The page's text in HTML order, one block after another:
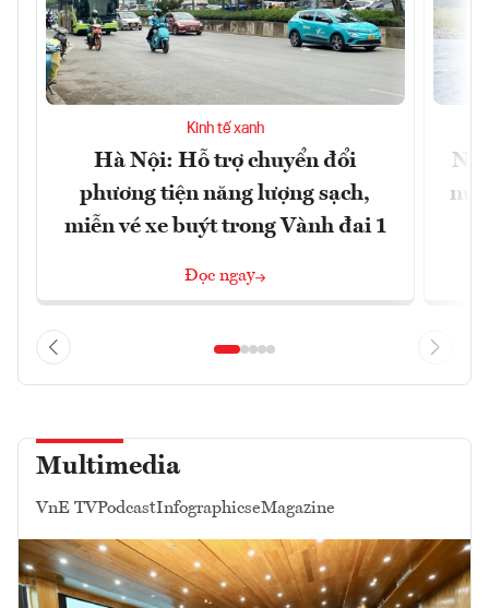
Kinh tế xanh
Hà Nội: Hỗ trợ chuyển đổi
phương tiện năng lượng sạch,
miễn vé xe buýt trong Vành đai 1
Đọc ngay
Multimedia
VnE TVPodcastInfographicseMagazine